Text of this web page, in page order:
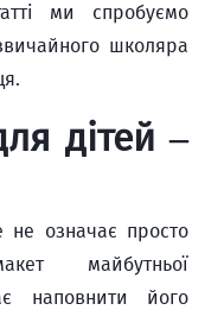
ми спробуємо
школяра
дітей –
просто
майбутньої
наповнити його